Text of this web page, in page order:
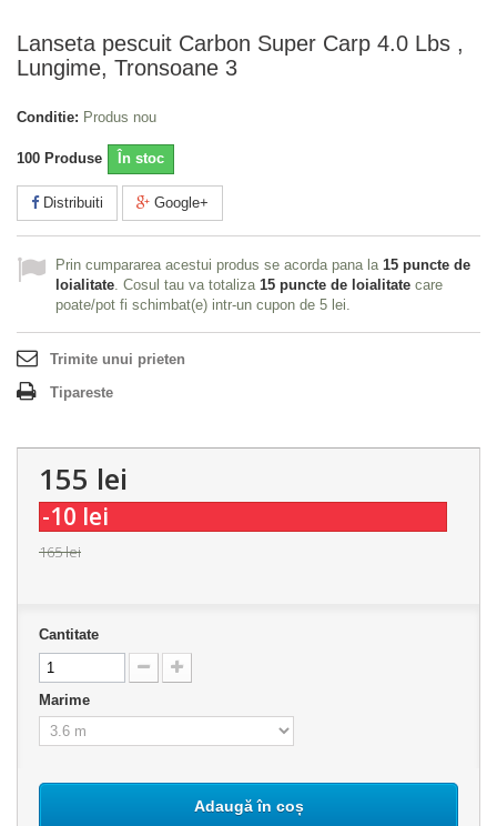
Lanseta pescuit Carbon Super Carp 4.0 Lbs ,
Lungime, Tronsoane 3
Conditie: Produs nou
100 Produse În stoc
Distribuiti Google+
Prin cumpararea acestui produs se acorda pana la 15 puncte de
loialitate . Cosul tau va totaliza 15 puncte de loialitate care
poate/pot fi schimbat(e) intr-un cupon de 5 lei
Trimite unui prieten
Tipareste
155 lei
-10 lei
165 lei
Cantitate
Marime
Adaugă în coș